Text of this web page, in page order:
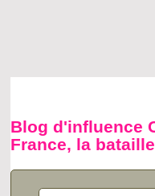
Blog d'influence
France, la